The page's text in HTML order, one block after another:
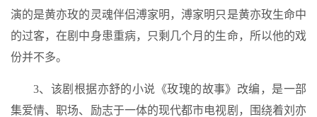
演的是黄亦玫的灵魂伴侣溥家明，溥家明只是黄亦玫生命中
的过客，在剧中身患重病，只剩几个月的生命，所以他的戏
份并不多。
3、该剧根据亦舒的小说《玫瑰的故事》改编，是一部
集爱情、职场、励志于一体的现代都市电视剧，围绕着刘亦